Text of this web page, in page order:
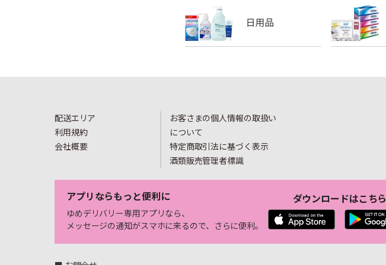
配送エリア
利用規約
会社概要
お客さまの個人情報の取扱い
について
特定商取引法に基づく表示
酒類販売管理者標識
アプリならもっと便利に
ゆめデリバリー専用アプリなら、
メッセージの通知がスマホに来るので、さらに便利。
ダウンロードはこちら